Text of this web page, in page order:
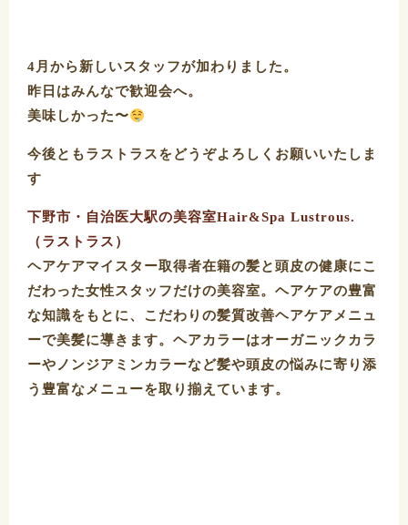
4月から新しいスタッフが加わりました。
昨日はみんなで歓迎会へ。
美味しかった〜
今後ともラストラスをどうぞよろしくお願いいたしま
す
下野市・自治医大駅の美容室Hair&Spa Lustrous.
（ラストラス）
ヘアケアマイスター取得者在籍の髪と頭皮の健康にこ
だわった女性スタッフだけの美容室。ヘアケアの豊富
な知識をもとに、こだわりの髪質改善ヘアケアメニュ
ーで美髪に導きます。ヘアカラーはオーガニックカラ
ーやノンジアミンカラーなど髪や頭皮の悩みに寄り添
う豊富なメニューを取り揃えています。